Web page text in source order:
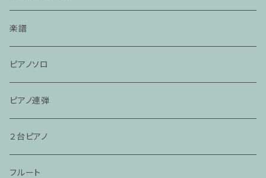
楽譜
ピアノソロ
ピアノ連弾
２台ピアノ
フルート